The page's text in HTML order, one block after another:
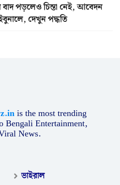
বাদ পড়লেও চিন্তা নেই, আবেদন
দেখুন পদ্ধতি
is the most trending
Bengali Entertainment,
News.
ভাইরাল